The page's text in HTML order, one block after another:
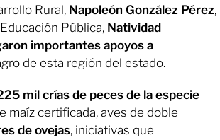
Rural, Napoleón González Pérez,
Pública, Natividad
importantes apoyos a
de esta región del estado.
mil crías de peces de la especie
maíz certificada, aves de doble
de ovejas, iniciativas que